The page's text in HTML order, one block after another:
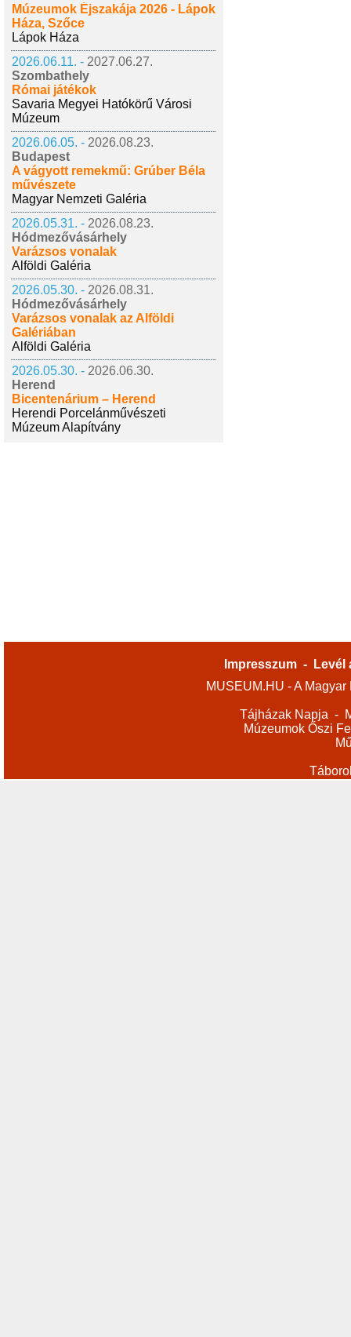
Múzeumok Éjszakája 2026 - Lápok
Háza, Szőce
Lápok Háza
2026.06.11. - 2027.06.27.
Szombathely
Római játékok
Savaria Megyei Hatókörű Városi
Múzeum
2026.06.05. - 2026.08.23.
Budapest
A vágyott remekmű: Grúber Béla
művészete
Magyar Nemzeti Galéria
2026.05.31. - 2026.08.23.
Hódmezővásárhely
Varázsos vonalak
Alföldi Galéria
2026.05.30. - 2026.08.31.
Hódmezővásárhely
Varázsos vonalak az Alföldi
Galériában
Alföldi Galéria
2026.05.30. - 2026.06.30.
Herend
Bicentenárium – Herend
Herendi Porcelánművészeti
Múzeum Alapítvány
Impresszum -
Levél
MUSEUM.HU - A
Tájházak Napja -
Múzeumok Őszi